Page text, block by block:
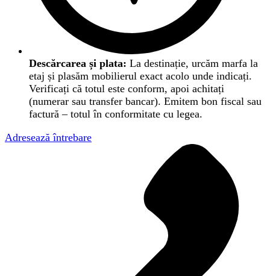
Descărcarea și plata: La destinație, urcăm marfa la
etaj și plasăm mobilierul exact acolo unde indicați.
Verificați că totul este conform, apoi achitați
(numerar sau transfer bancar). Emitem bon fiscal sau
factură – totul în conformitate cu legea.
Adresează întrebare